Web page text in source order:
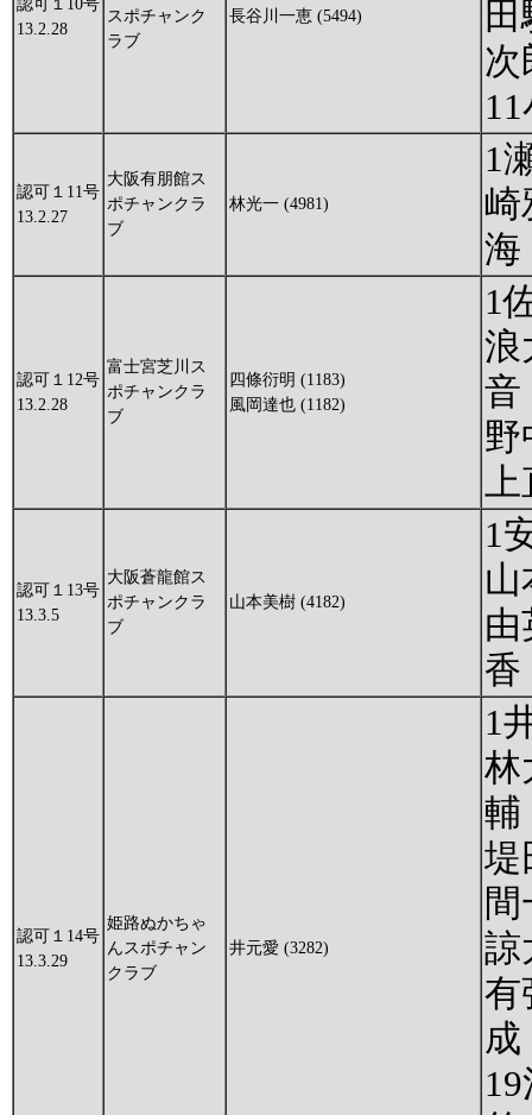
認可１10号
13.2.28
スポチャンク
ラブ
長谷川一恵 (5494)
次
認可１11号
13.2.27
大阪有朋館ス
ポチャンクラ
ブ
林光一 (4981)
1
崎
海
認可１12号
13.2.28
富士宮芝川ス
ポチャンクラ
ブ
四條衍明 (1183)
風岡達也 (1182)
1
浪
音
野
上
認可１13号
13.3.5
大阪蒼龍館ス
ポチャンクラ
ブ
山本美樹 (4182)
1
山
由
香
認可１14号
13.3.29
姫路ぬかちゃ
んスポチャン
クラブ
井元愛 (3282)
1
林
輔
堤
諒
有
成